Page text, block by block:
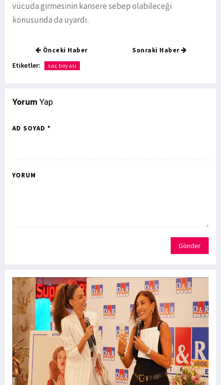
vücuda girmesinin kansere sebep olabileceği
konusunda da uyardı.
Önceki Haber Sonraki Haber
Etiketler: saç boyası
Yorum Yap
AD SOYAD *
YORUM
Gönder